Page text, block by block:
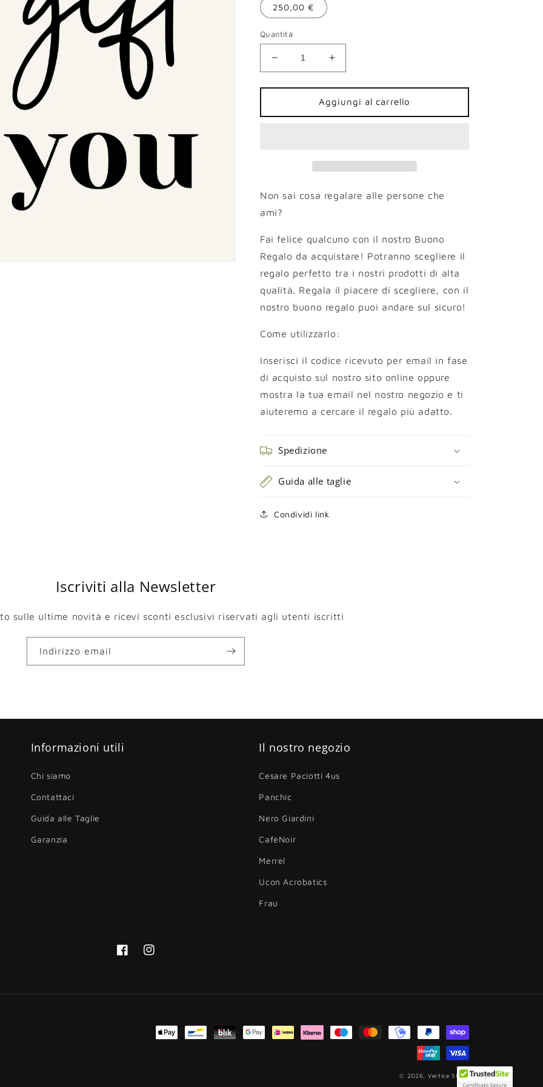
250,00 €
Quantità
Diminuisci
quantità
per
regalo
Aumenta
quantità
per
Buono
regalo
Aggiungi al carrello
Non sai cosa regalare alle persone che
ami?
Fai felice qualcuno con il nostro Buono
Regalo da acquistare! Potranno scegliere il
regalo perfetto tra i nostri prodotti di alta
qualità. Regala il piacere di scegliere, con il
nostro buono regalo puoi andare sul sicuro!
Come utilizzarlo:
Inserisci il codice ricevuto per email in fase
di acquisto sul nostro sito online oppure
mostra la tua email nel nostro negozio e ti
aiuteremo a cercare il regalo più adatto.
Spedizione
Guida alle taglie
Condividi link
Iscriviti alla Newsletter
sulle ultime novità e ricevi sconti esclusivi riservati agli utenti iscritti
Indirizzo email
Informazioni utili
Chi siamo
Contattaci
Guida alle Taglie
Garanzia
Il nostro negozio
Cesare Paciotti 4us
Panchic
Nero Giardini
CafèNoir
Merrel
Ucon Acrobatics
Frau
FacebookInstagram
Metodi
© 2026, Vertice Store